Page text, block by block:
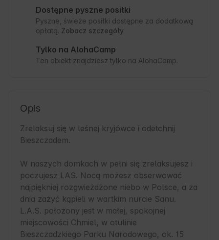
Dostępne pyszne posiłki
Pyszne, świeże posiłki dostępne za dodatkową
opłatą. Zobacz szczegóły
Tylko na AlohaCamp
Ten obiekt znajdziesz tylko na AlohaCamp.
Opis
Zrelaksuj się w leśnej kryjówce i odetchnij
Bieszczadem.
W naszych domkach w pełni się zrelaksujesz i
poczujesz LAS. Nocą możesz obserwować
najpiękniej rozgwieżdżone niebo w Polsce, a za
dnia zażyć kąpieli w wartkim nurcie Sanu.
L.A.S. położony jest w małej, spokojnej
miejscowości Chmiel, w otulinie
Bieszczadzkiego Parku Narodowego, ok. 15